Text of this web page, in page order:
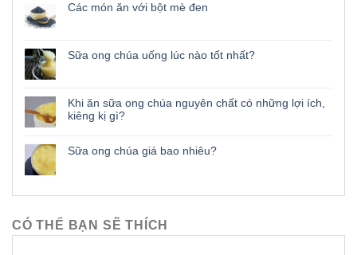
Các món ăn với bột mè đen
Sữa ong chúa uống lúc nào tốt nhất?
Khi ăn sữa ong chúa nguyên chất có những lợi ích,
kiêng kị gì?
Sữa ong chúa giá bao nhiêu?
CÓ THỂ BẠN SẼ THÍCH